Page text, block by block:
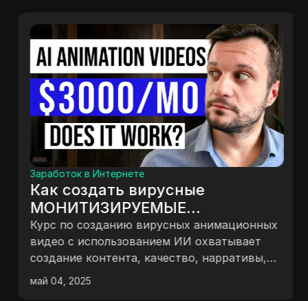
Заработок в Интернете
Как создать вирусные
МОНИТИЗИРУЕМЫЕ
анимационные видео с ИИ |
БЕСПЛАТНЫЙ курс (2025)
Курс по созданию вирусных анимационных
видео с использованием ИИ охватывает
создание контента, качество, нарративы,
генерацию изображений, анимацию и
озвучивание, редактирование, изучение
май 04, 2025